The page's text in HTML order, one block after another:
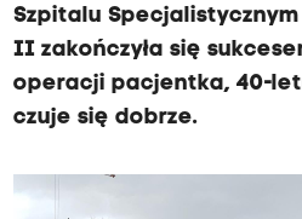
Szpitalu Specjalistycznym
II zakończyła się
operacji pacjentka, 40-
czuje się dobrze.